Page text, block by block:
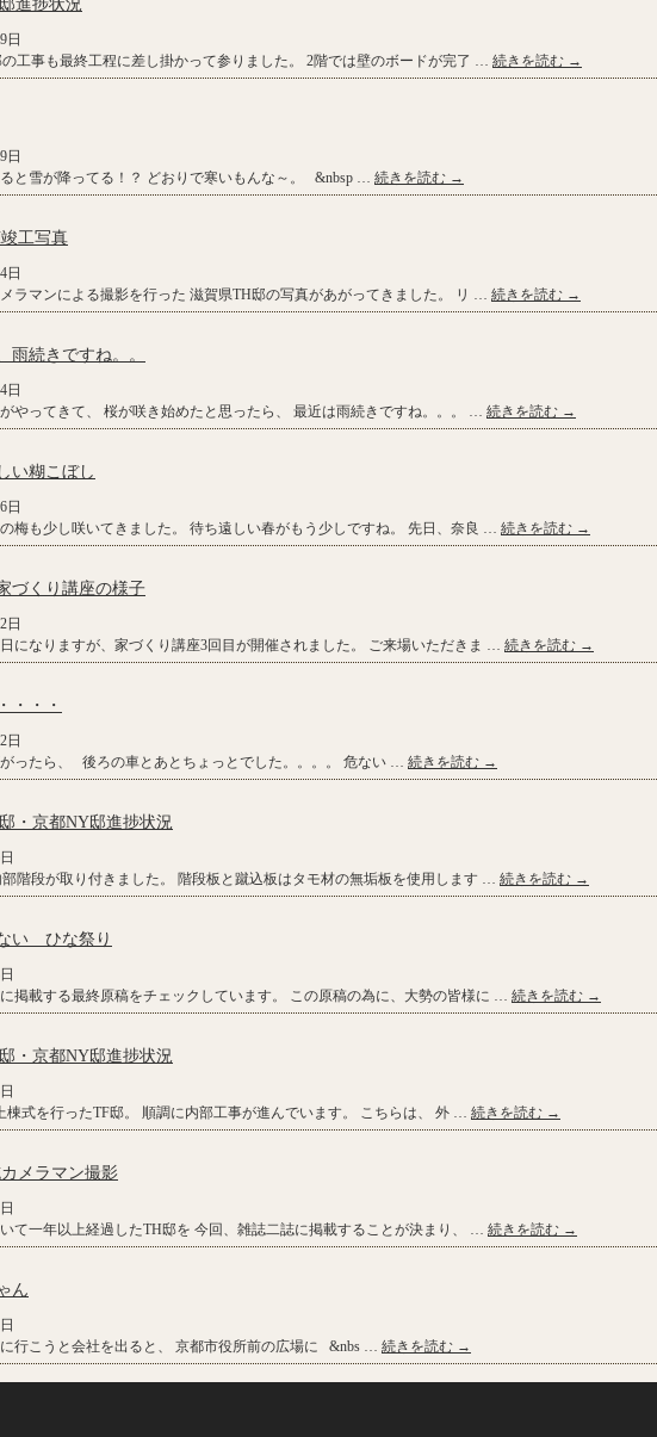
進捗状況
日
工事も最終工程に差し掛かって参りました。 2階では壁のボードが完了 … 続きを読む →
日
と雪が降ってる！？ どおりで寒いもんな～。 &nbsp … 続きを読む →
工写真
日
ラマンによる撮影を行った 滋賀県TH邸の写真があがってきました。 リ … 続きを読む →
雨続きですね。。
日
やってきて、 桜が咲き始めたと思ったら、 最近は雨続きですね。。。 … 続きを読む →
い糊こぼし
日
梅も少し咲いてきました。 待ち遠しい春がもう少しですね。 先日、奈良 … 続きを読む →
づくり講座の様子
日
になりますが、家づくり講座3回目が開催されました。 ご来場いただきま … 続きを読む →
・・・
日
ったら、 後ろの車とあとちょっとでした。。。。 危ない … 続きを読む →
・京都NY邸進捗状況
階段が取り付きました。 階段板と蹴込板はタモ材の無垢板を使用します … 続きを読む →
い ひな祭り
掲載する最終原稿をチェックしています。 この原稿の為に、大勢の皆様に … 続きを読む →
・京都NY邸進捗状況
棟式を行ったTF邸。 順調に内部工事が進んでいます。 こちらは、 外 … 続きを読む →
メラマン撮影
て一年以上経過したTH邸を 今回、雑誌二誌に掲載することが決まり、 … 続きを読む →
ん
行こうと会社を出ると、 京都市役所前の広場に &nbs … 続きを読む →